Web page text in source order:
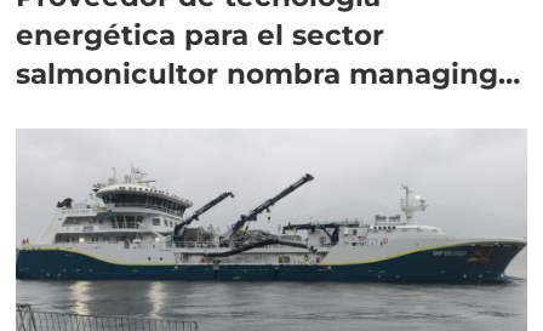
energética para el sector
salmonicultor nombra managing